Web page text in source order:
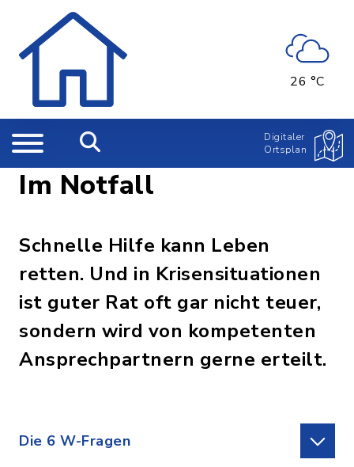
26 °C
Digitaler
Ortsplan
Im Notfall
Schnelle Hilfe kann Leben
retten. Und in Krisensituationen
ist guter Rat oft gar nicht teuer,
sondern wird von kompetenten
Ansprechpartnern gerne erteilt.
Die 6 W-Fragen